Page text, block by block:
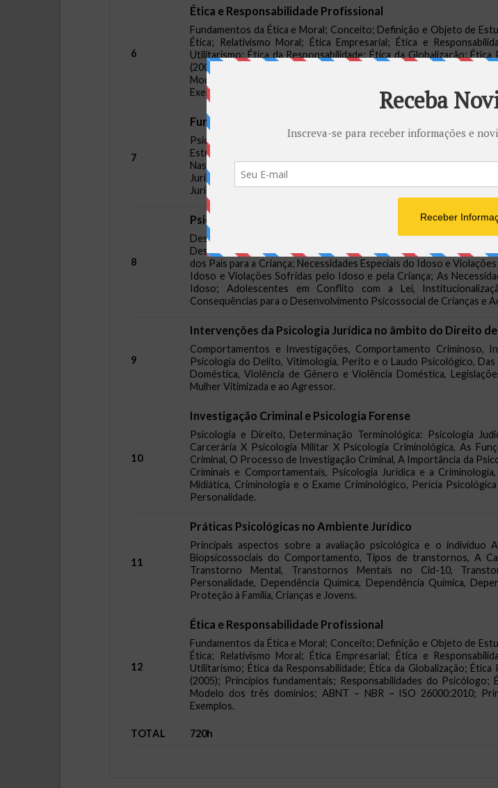
6
Ética e Responsabilidade Profissional
Fundamentos da Ética e Moral; Conceito; Definição e Objeto de
Ética; Relativismo Moral; Ética Empresarial; Ética e
Utilitarismo; Ética da Responsabilidade; Ética da Globalização;
(2005); Princípios fundamentais; Responsabilidades do
Modelo dos três domínios; ABNT – NBR – ISO 26000:2010;
Exemplos.
7
Fundamentos da Psicologia Jurídica
Psicologia: Notas Introdutórias breve História da Psicologia;
Estrutura da Personalidade; ênfase na Realidade Percebida;
Nas Reações Dos Indivíduos; Direito e Psicologia: Uma União
Jurídica; Campo De Atuação do Profissional; Área Cível; Área
Jurídica.
8
Psicologia Jurídica nas Varas da Infância, Juventude e Idoso
Desenvolvimento da Criança e do Adolescente e as Implicações
Desenvolvimento da Criança e do Adolescente; Implicações
dos Pais para a Criança; Necessidades Especiais do Idoso e
Idoso e Violações Sofridas pelo Idoso e pela Criança; As
Idoso; Adolescentes em Conflito com a Lei,
Consequências para o Desenvolvimento Psicossocial de Crianças e
9
Intervenções da Psicologia Jurídica no âmbito do Direito
Comportamentos e Investigações, Comportamento Criminoso,
Psicologia do Delito, Vitimologia, Perito e o Laudo Psicológico,
Doméstica, Violência de Gênero e Violência Doméstica,
Mulher Vitimizada e ao Agressor.
10
Investigação Criminal e Psicologia Forense
Psicologia e Direito, Determinação Terminológica: Psicologia
Carcerária X Psicologia Militar X Psicologia Criminológica, As
Criminal, O Processo de Investigação Criminal, A Importância da
Criminais e Comportamentais, Psicologia Jurídica e a
Midiática, Criminologia e o Exame Criminológico, Perícia
Personalidade.
11
Práticas Psicológicas no Ambiente Jurídico
Principais aspectos sobre a avaliação psicológica e o indivíduo
Biopsicossociais do Comportamento, Tipos de transtornos, A
Transtorno Mental, Transtornos Mentais no Cid-10,
Personalidade, Dependência Química, Dependência Química,
Proteção à Família, Crianças e Jovens.
12
Ética e Responsabilidade Profissional
Fundamentos da Ética e Moral; Conceito; Definição e Objeto de
Ética; Relativismo Moral; Ética Empresarial; Ética e
Utilitarismo; Ética da Responsabilidade; Ética da Globalização;
(2005); Princípios fundamentais; Responsabilidades do
Modelo dos três domínios; ABNT – NBR – ISO 26000:2010;
Exemplos.
TOTAL 720h